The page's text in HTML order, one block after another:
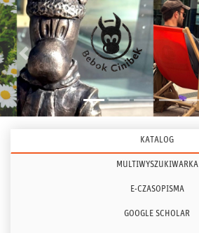
Poprzedni
KATALOG
MULTIWYSZUKIWARKA
E-CZASOPISMA
GOOGLE SCHOLAR